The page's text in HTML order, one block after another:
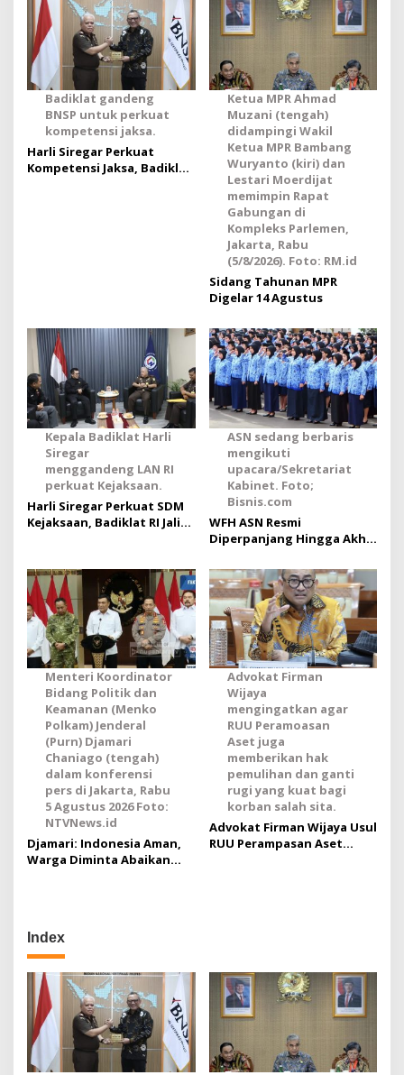
Badiklat gandeng
BNSP untuk perkuat
kompetensi jaksa.
Harli Siregar Perkuat
Kompetensi Jaksa, Badiklat
Ketua MPR Ahmad
Muzani (tengah)
didampingi Wakil
Ketua MPR Bambang
Wuryanto (kiri) dan
Lestari Moerdijat
memimpin Rapat
Gabungan di
Kompleks Parlemen,
Jakarta, Rabu
(5/8/2026). Foto: RM.id
Sidang Tahunan MPR
Digelar 14 Agustus
Kepala Badiklat Harli
Siregar
menggandeng LAN RI
perkuat Kejaksaan.
Harli Siregar Perkuat SDM
Kejaksaan, Badiklat RI Jalin
ASN sedang berbaris
mengikuti
upacara/Sekretariat
Kabinet. Foto;
Bisnis.com
WFH ASN Resmi
Diperpanjang Hingga Akhir
Menteri Koordinator
Bidang Politik dan
Keamanan (Menko
Polkam) Jenderal
(Purn) Djamari
Chaniago (tengah)
dalam konferensi
pers di Jakarta, Rabu
5 Agustus 2026 Foto:
NTVNews.id
Djamari: Indonesia Aman,
Warga Diminta Abaikan
Advokat Firman
Wijaya
mengingatkan agar
RUU Peramoasan
Aset juga
memberikan hak
pemulihan dan ganti
rugi yang kuat bagi
korban salah sita.
Advokat Firman Wijaya Usul
RUU Perampasan Aset
Index